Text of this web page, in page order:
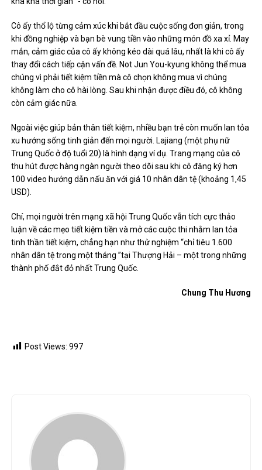
Cô ấy thổ lộ từng cảm xúc khi bắt đầu cuộc sống đơn giản, trong
khi đồng nghiệp và bạn bè vung tiền vào những món đồ xa xỉ. May
mắn, cảm giác của cô ấy không kéo dài quá lâu, nhất là khi cô ấy
thay đổi cách tiếp cận vấn đề. Not Jun You-kyung không thể mua
chúng vì phải tiết kiệm tiền mà cô chọn không mua vì chúng
không làm cho cô hài lòng. Sau khi nhận được điều đó, cô không
còn cảm giác nữa.
Ngoài việc giúp bản thân tiết kiệm, nhiều bạn trẻ còn muốn lan tỏa
xu hướng sống tinh giản đến mọi người. Lajiang (một phụ nữ
Trung Quốc ở độ tuổi 20) là hình dạng ví dụ. Trang mạng của cô
thu hút được hàng ngàn người theo dõi sau khi cô đăng ký hơn
100 video hướng dẫn nấu ăn với giá 10 nhân dân tệ (khoảng 1,45
USD).
Chí, mọi người trên mạng xã hội Trung Quốc vẫn tích cực thảo
luận về các mẹo tiết kiệm tiền và mở các cuộc thi nhằm lan tỏa
tinh thần tiết kiệm, chẳng hạn như thử nghiệm “chỉ tiêu 1.600
nhân dân tệ trong một tháng ”tại Thượng Hải – một trong những
thành phố đắt đỏ nhất Trung Quốc.
Chung Thu Hương
Post Views: 997